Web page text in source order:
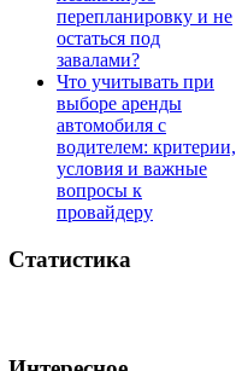
перепланировку и не
остаться под
завалами?
Что учитывать при
выборе аренды
автомобиля с
водителем: критерии,
условия и важные
вопросы к
провайдеру
Статистика